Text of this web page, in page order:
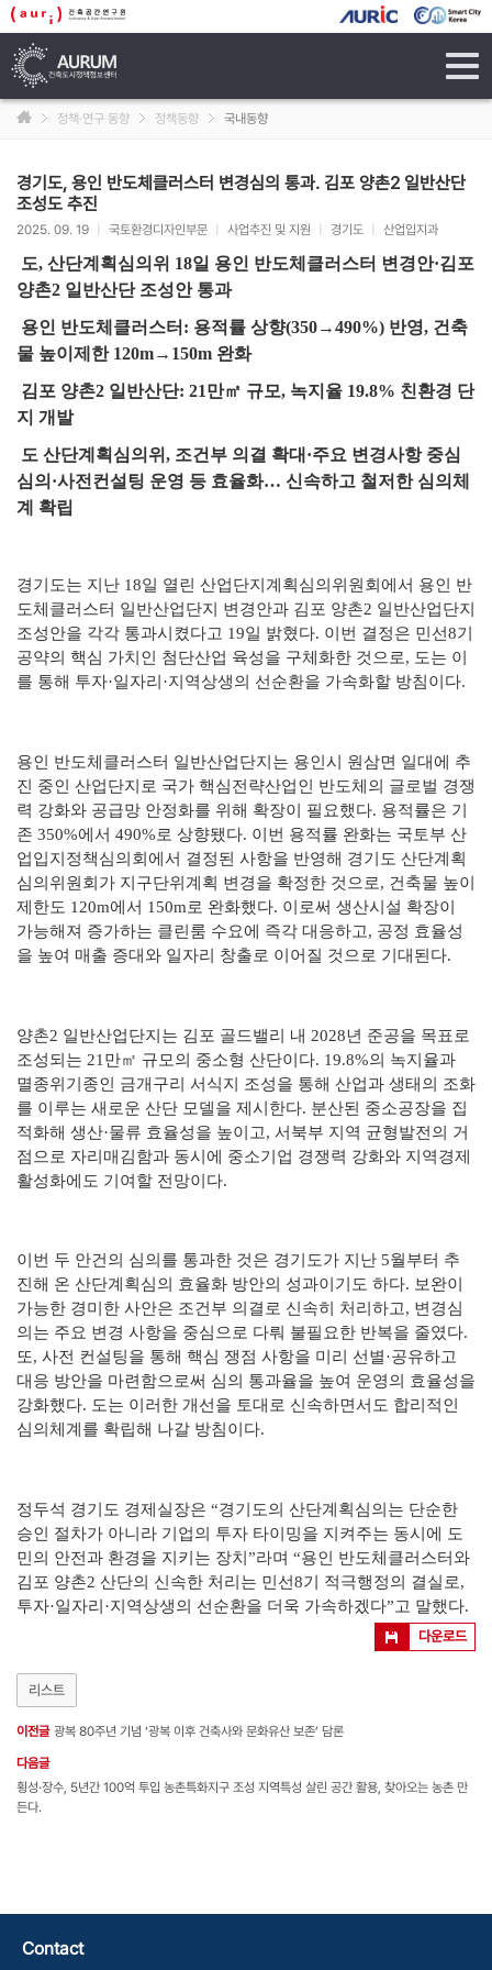
정책·연구 동향 정책동향 국내동향
경기도, 용인 반도체클러스터 변경심의 통과. 김포 양촌2 일반산단
조성도 추진
2025. 09. 19 국토환경디자인부문 사업추진 및 지원 경기도 산업입지과
도, 산단계획심의위 18일 용인 반도체클러스터 변경안·김포
양촌2 일반산단 조성안 통과
용인 반도체클러스터: 용적률 상향(350→490%) 반영, 건축
물 높이제한 120m→150m 완화
김포 양촌2 일반산단: 21만㎡ 규모, 녹지율 19.8% 친환경 단
지 개발
도 산단계획심의위, 조건부 의결 확대·주요 변경사항 중심
심의·사전컨설팅 운영 등 효율화… 신속하고 철저한 심의체
계 확립
경기도는 지난 18일 열린 산업단지계획심의위원회에서 용인 반
도체클러스터 일반산업단지 변경안과 김포 양촌2 일반산업단지
조성안을 각각 통과시켰다고 19일 밝혔다. 이번 결정은 민선8기
공약의 핵심 가치인 첨단산업 육성을 구체화한 것으로, 도는 이
를 통해 투자·일자리 ·지역상생의 선순환을 가속화할 방침이다.
용인 반도체클러스터 일반산업단지는 용인시 원삼면 일대에 추
진 중인 산업단지로 국가 핵심전략산업인 반도체의 글로벌 경쟁
력 강화와 공급망 안정화를 위해 확장이 필요했다. 용적률은 기
존 350%에서 490%로 상향됐다. 이번 용적률 완화는 국토부 산
업입지정책심의회에서 결정된 사항을 반영해 경기도 산단계획
심의위원회가 지구단위계획 변경을 확정한 것으로, 건축물 높이
제한도 120m에서 150m로 완화했다. 이로써 생산시설 확장이
가능해져 증가하는 클린룸 수요에 즉각 대응하고, 공정 효율성
을 높여 매출 증대와 일자리 창출로 이어질 것으로 기대된다.
양촌2 일반산업단지는 김포 골드밸리 내 2028년 준공을 목표로
조성되는 21 만㎡ 규모의 중소형 산단이다. 19.8%의 녹지율과
멸종위기종인 금개구리 서식지 조성을 통해 산업과 생태의 조화
를 이루는 새로운 산단 모델을 제시한다. 분산된 중소공장을 집
적화해 생산·물류 효율성을 높이고, 서북부 지역 균형발전의 거
점으로 자리매김함과 동시에 중소기업 경쟁력 강화와 지역경제
활성화에도 기여할 전망이다.
이번 두 안건의 심의를 통과한 것은 경기도가 지난 5월부터 추
진해 온 산단계획심의 효율화 방안의 성과이기도 하다. 보완이
가능한 경미한 사안은 조건부 의결로 신속히 처리하고, 변경심
의는 주요 변경 사항을 중심으로 다뤄 불필요한 반복을 줄였다.
또, 사전 컨설팅을 통해 핵심 쟁점 사항을 미리 선별·공유하고
대응 방안을 마련함으로써 심의 통과율을 높여 운영의 효율성을
강화했다. 도는 이러한 개선을 토대로 신속하면서도 합리적인
심의체계를 확립해 나갈 방침이다.
정두석 경기도 경제실장은 “경기도의 산단계획심의는 단순한
승인 절차가 아니라 기업의 투자 타이밍을 지켜주는 동시에 도
민의 안전과 환경을 지키는 장치 ”라며 “용인 반도체클러스터와
김포 양촌2 산단의 신속한 처리는 민선8기 적극행정의 결실로,
투자·일자리 ·지역상생의 선순환을 더욱 가속하겠다”고 말했다.
다운로드
리스트
이전글 광복 80주년 기념 ‘광복 이후 건축사와 문화유산 보존’ 담론
다음글
횡성·장수, 5년간 100억 투입 농촌특화지구 조성 지역특성 살린 공간 활용, 찾아오는 농촌 만
든다.
Contact